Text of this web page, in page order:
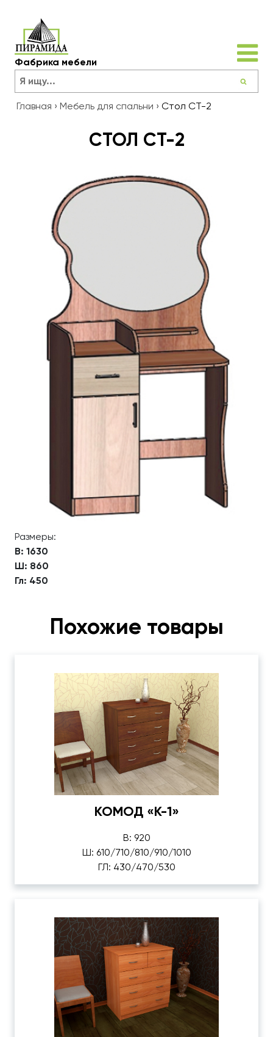
Фабрика мебели
Главная › Мебель для спальни › Стол СТ-2
СТОЛ СТ-2
Размеры:
В: 1630
Ш: 860
Гл: 450
Похожие товары
КОМОД «К-1»
В: 920
Ш: 610/710/810/910/1010
ГЛ: 430/470/530